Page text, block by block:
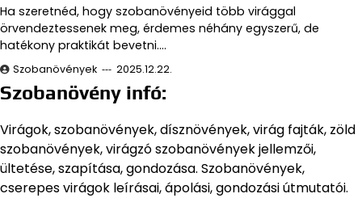
Ha szeretnéd, hogy szobanövényeid több virággal
örvendeztessenek meg, érdemes néhány egyszerű, de
hatékony praktikát bevetni.…
Szobanövények 2025.12.22.
Szobanövény infó:
Virágok, szobanövények, dísznövények, virág fajták, zöld
szobanövények, virágzó szobanövények jellemzői,
ültetése, szapítása, gondozása. Szobanövények,
cserepes virágok leírásai, ápolási, gondozási útmutatói.